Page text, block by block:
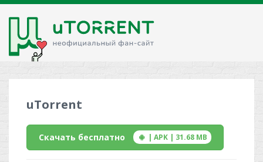
uTorrent
Скачать бесплатно | APK | 31.68 MB